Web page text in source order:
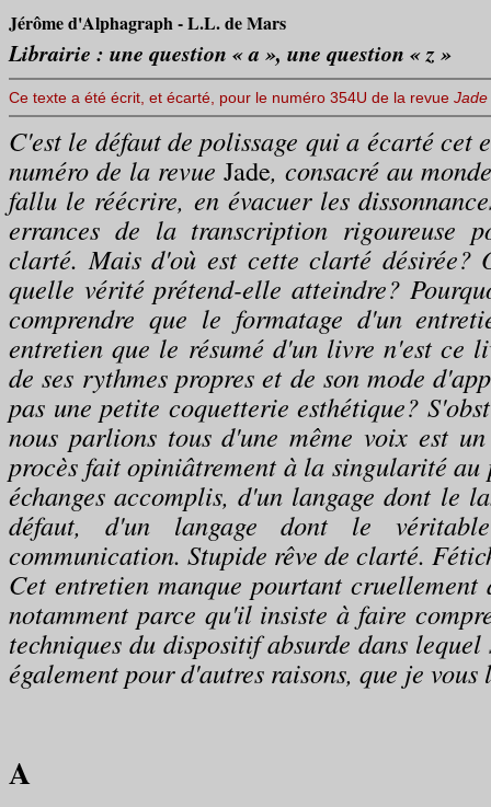
Jérôme d'Alphagraph - L.L. de Mars
Librairie : une question « a », une question « z »
Ce texte a été écrit, et écarté, pour le numéro 354U de la revue Jade
C'est le défaut de polissage qui a écarté cet
numéro de la revue Jade, consacré au
fallu le réécrire, en évacuer les
errances de la transcription rigoureuse
clarté. Mais d'où est cette clarté
quelle vérité prétend-elle atteindre?
comprendre que le formatage d'un
entretien que le résumé d'un livre n'est ce
de ses rythmes propres et de son mode
pas une petite coquetterie esthétique?
nous parlions tous d'une même voix est
procès fait opiniâtrement à la singularité au
échanges accomplis, d'un langage dont le
défaut, d'un langage dont le
communication. Stupide rêve de clarté.
Cet entretien manque pourtant cruellement
notamment parce qu'il insiste à faire
techniques du dispositif absurde dans
également pour d'autres raisons, que je
A